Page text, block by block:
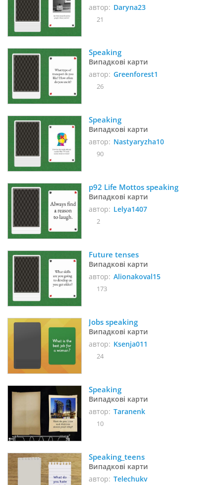
автор: Daryna23
21
Speaking
Випадкові карти
автор: Greenforest1
26
Speaking
Випадкові карти
автор: Nastyaryzha10
90
p92 Life Mottos speaking
Випадкові карти
автор: Lelya1407
2
Випадкові карти
автор: Alionakoval15
173
Jobs speaking
Випадкові карти
автор: Ksenja011
24
Speaking
Випадкові карти
автор: Taranenk
10
Speaking_teens
Випадкові карти
автор: Telechukv